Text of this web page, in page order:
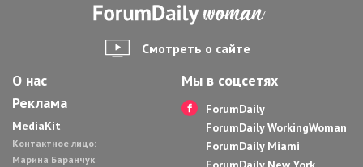
ИММИГРАЦИЯ В США
АВТОРСКИЕ КОЛОНКИ
ЗДОРОВЬЕ И КРАСОТА
Смотреть о сайте
О нас
Реклама
MediaKit
Контактное лицо:
Марина Баранчук
Мы в соцсетях
ForumDaily
ForumDaily WorkingWoman
ForumDaily Miami